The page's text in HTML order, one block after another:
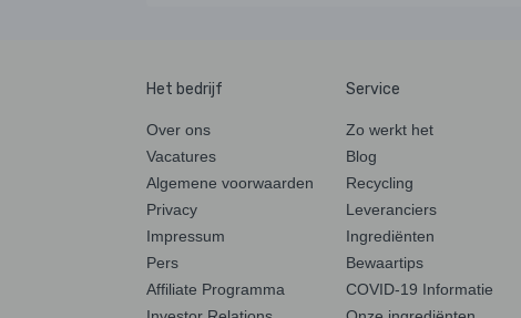
Het bedrijf
Over ons
Vacatures
Algemene voorwaarden
Privacy
Impressum
Pers
Affiliate Programma
Service
Zo werkt het
Blog
Recycling
Leveranciers
Ingrediënten
Bewaartips
COVID-19 Informatie